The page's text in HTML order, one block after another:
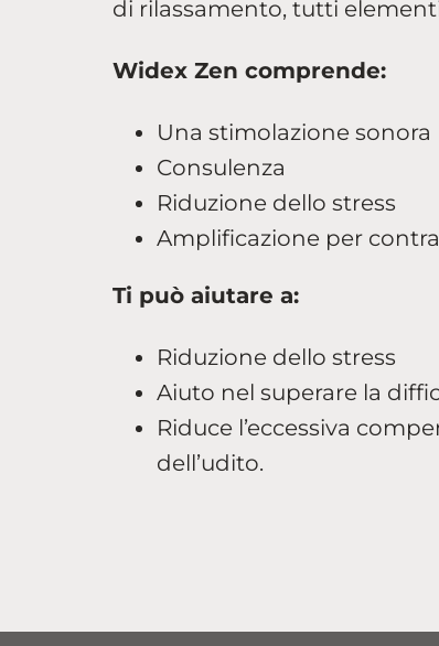
di rilassamento, tutti
Widex Zen comprende:
Una stimolazione sonora
Consulenza
Riduzione dello stress
Amplificazione per
Ti può aiutare a:
Riduzione dello stress
Aiuto nel superare la
Riduce l’eccessiva
dell’udito.